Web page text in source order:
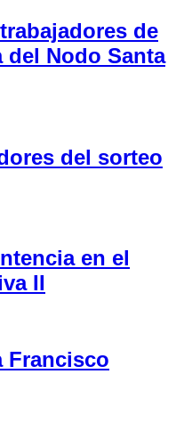
de
del Nodo Santa
del sorteo
en el
II
Francisco